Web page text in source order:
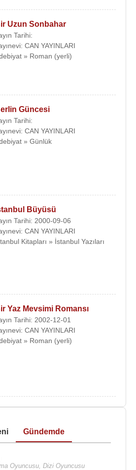
Uzun Sonbahar
Tarihi:
CAN YAYINLARI
» Roman (yerli)
Güncesi
Tarihi:
CAN YAYINLARI
» Günlük
Büyüsü
Tarihi: 2000-09-06
CAN YAYINLARI
Kitapları » İstanbul Yazıları
Yaz Mevsimi Romansı
Tarihi: 2002-12-01
CAN YAYINLARI
» Roman (yerli)
Gündemde
Oyuncusu Dizi Oyuncusu